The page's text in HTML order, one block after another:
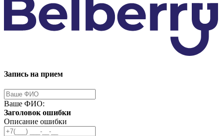
Запись на прием
Ваше ФИО:
Заголовок ошибки
Описание ошибки